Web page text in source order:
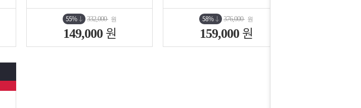
55% 332,000 원
149,000 원
58% 376,000 원
159,000 원